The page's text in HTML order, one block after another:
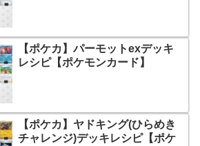
【ポケカ】パーモットexデッキ
レシピ【ポケモンカード】
【ポケカ】ヤドキング(ひらめき
チャレンジ)デッキレシピ【ポケ